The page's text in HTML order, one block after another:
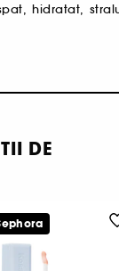
hidratat,
DE